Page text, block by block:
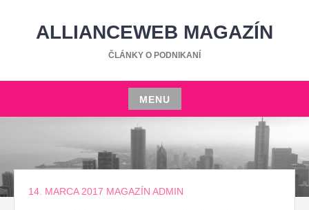
ALLIANCEWEB MAGAZÍN
ČLÁNKY O PODNIKANÍ
MENU
Skip
14. MARCA 2017 MAGAZÍN ADMIN